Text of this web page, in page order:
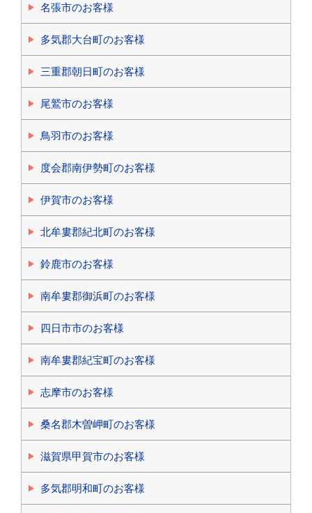
名張市のお客様
多気郡大台町のお客様
三重郡朝日町のお客様
尾鷲市のお客様
鳥羽市のお客様
度会郡南伊勢町のお客様
伊賀市のお客様
北牟婁郡紀北町のお客様
鈴鹿市のお客様
南牟婁郡御浜町のお客様
四日市市のお客様
南牟婁郡紀宝町のお客様
志摩市のお客様
桑名郡木曽岬町のお客様
滋賀県甲賀市のお客様
多気郡明和町のお客様